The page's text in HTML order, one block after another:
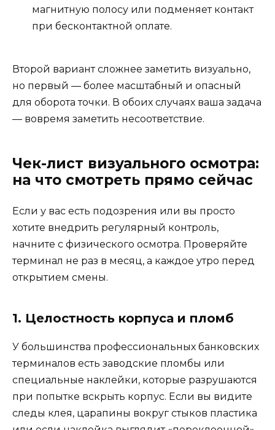
магнитную полосу или подменяет контакт
при бесконтактной оплате.
Второй вариант сложнее заметить визуально,
но первый — более масштабный и опасный
для оборота точки. В обоих случаях ваша задача
— вовремя заметить несоответствие.
Чек-лист визуального осмотра:
на что смотреть прямо сейчас
Если у вас есть подозрения или вы просто
хотите внедрить регулярный контроль,
начните с физического осмотра. Проверяйте
терминал не раз в месяц, а каждое утро перед
открытием смены.
1. Целостность корпуса и пломб
У большинства профессиональных банковских
терминалов есть заводские пломбы или
специальные наклейки, которые разрушаются
при попытке вскрыть корпус. Если вы видите
следы клея, царапины вокруг стыков пластика